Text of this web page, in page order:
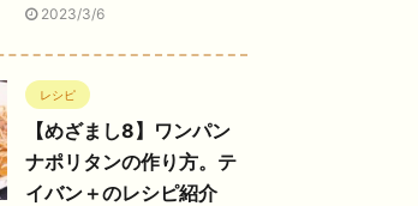
2023/3/6
レシピ
【めざまし8】ワンパン
ナポリタンの作り方。テ
イバン＋のレシピ紹介